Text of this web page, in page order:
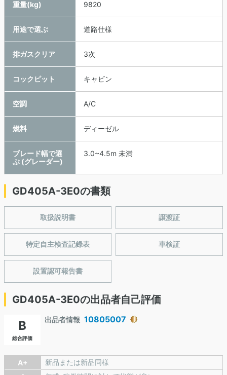
重量(kg) 9820
用途で選ぶ 道路仕様
排ガスクリア 3次
コックピット キャビン
空調 A/C
燃料 ディーゼル
ブレード幅で選
ぶ (グレーダー)
3.0~4.5m 未満
GD405A-3E0の書類
取扱説明書 譲渡証
特定自主検査記録表 車検証
設置認可報告書
GD405A-3E0の出品者自己評価
B
総合評価
出品者情報 10805007
A+
新品または新品同様